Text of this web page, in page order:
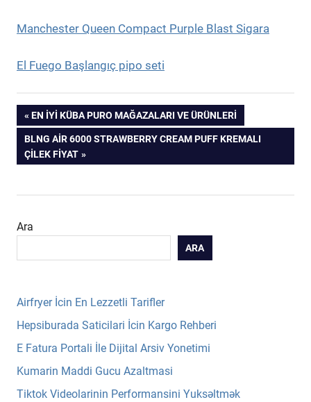
Manchester Queen Compact Purple Blast Sigara
El Fuego Başlangıç pipo seti
Yazı
gezinmesi
PREVIOUS
POST:
EN İYI KÜBA PURO MAĞAZALARI VE ÜRÜNLERI
NEXT
POST:
BLNG AIR 6000 STRAWBERRY CREAM PUFF KREMALI
ÇILEK FIYAT
Ara
ARA
Airfryer İcin En Lezzetli Tarifler
Hepsiburada Saticilari İcin Kargo Rehberi
E Fatura Portali İle Dijital Arsiv Yonetimi
Kumarin Maddi Gucu Azaltmasi
Tiktok Videolarinin Performansini Yuksəltmək